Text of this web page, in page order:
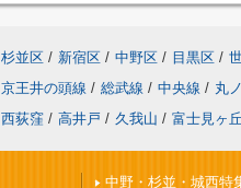
杉並区 / 新宿区 / 中野区 / 目黒区 /
京王井の頭線 / 総武線 / 中央線 / 丸
西荻窪 / 高井戸 / 久我山 / 富士見ヶ丘
中野・杉並・城西特